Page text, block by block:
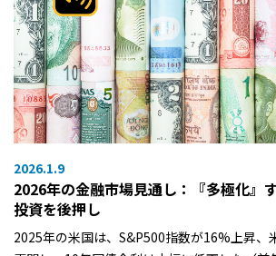
2026.1.9
2026年の金融市場見通し：『多極化』
投資を後押し
2025年の米国は、S&P500指数が16%上昇、